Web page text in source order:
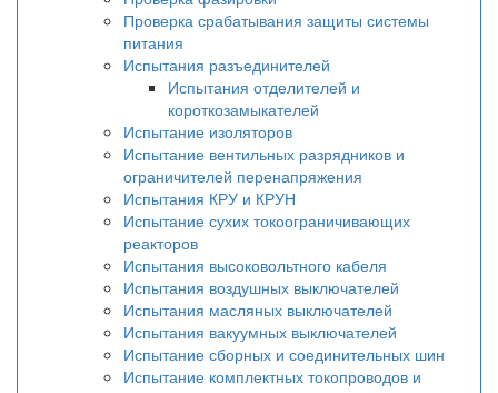
Проверка срабатывания защиты системы
питания
Испытания разъединителей
Испытания отделителей и
короткозамыкателей
Испытание изоляторов
Испытание вентильных разрядников и
ограничителей перенапряжения
Испытания КРУ и КРУН
Испытание сухих токоограничивающих
реакторов
Испытания высоковольтного кабеля
Испытания воздушных выключателей
Испытания масляных выключателей
Испытания вакуумных выключателей
Испытание сборных и соединительных шин
Испытание комплектных токопроводов и